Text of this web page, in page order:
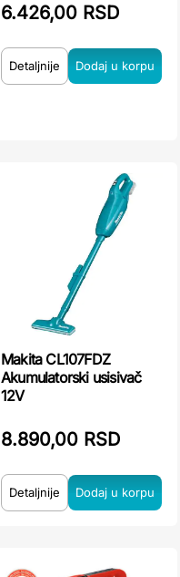
6.426,00 RSD
Detaljnije
Makita CL107FDZ
Akumulatorski usisivač
12V
8.890,00 RSD
Detaljnije